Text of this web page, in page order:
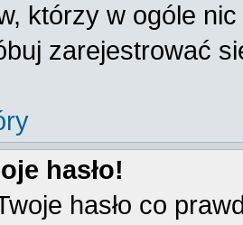
którzy w ogóle
zarejestrować
hasło!
hasło co